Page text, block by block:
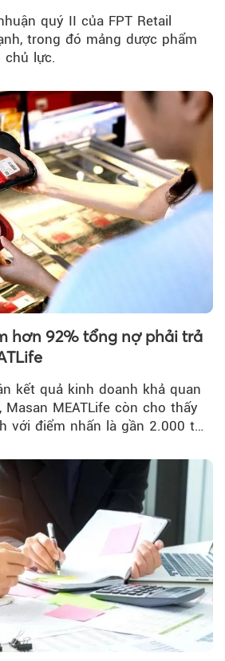
quý II của FPT Retail
trong đó mảng dược phẩm
chủ lực.
hơn 92% tổng nợ phải trả
kết quả kinh doanh khả quan
MEATLife còn cho thấy
với điểm nhấn là gần 2.000 tỷ